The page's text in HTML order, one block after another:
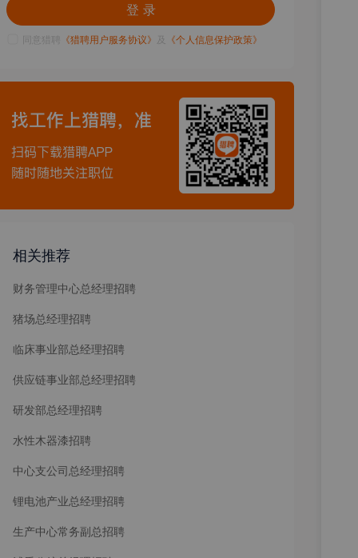
登 录
同意猎聘 《猎聘用户服务协议》 及 《个人信息保护政策》
相关推荐
财务管理中心总经理招聘
猪场总经理招聘
临床事业部总经理招聘
供应链事业部总经理招聘
研发部总经理招聘
水性木器漆招聘
中心支公司总经理招聘
锂电池产业总经理招聘
生产中心常务副总招聘